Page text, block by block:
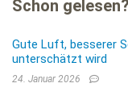
Schon gelesen?
Gute Luft, besserer
unterschätzt wird
24. Januar 2026